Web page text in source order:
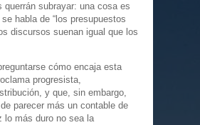
subrayar: una cosa es
habla de “los presupuestos
discursos suenan igual que los
cómo encaja esta
progresista,
y que, sin embargo,
parecer más un contable de
lo más duro no sea la